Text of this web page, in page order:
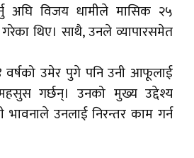
अघि विजय धामीले मासिक २५
थिए। साथै, उनले व्यापारसमेत
वर्षको उमेर पुगे पनि उनी आफूलाई
गर्छन्। उनको मुख्य उद्देश्य
उनलाई निरन्तर काम गर्न